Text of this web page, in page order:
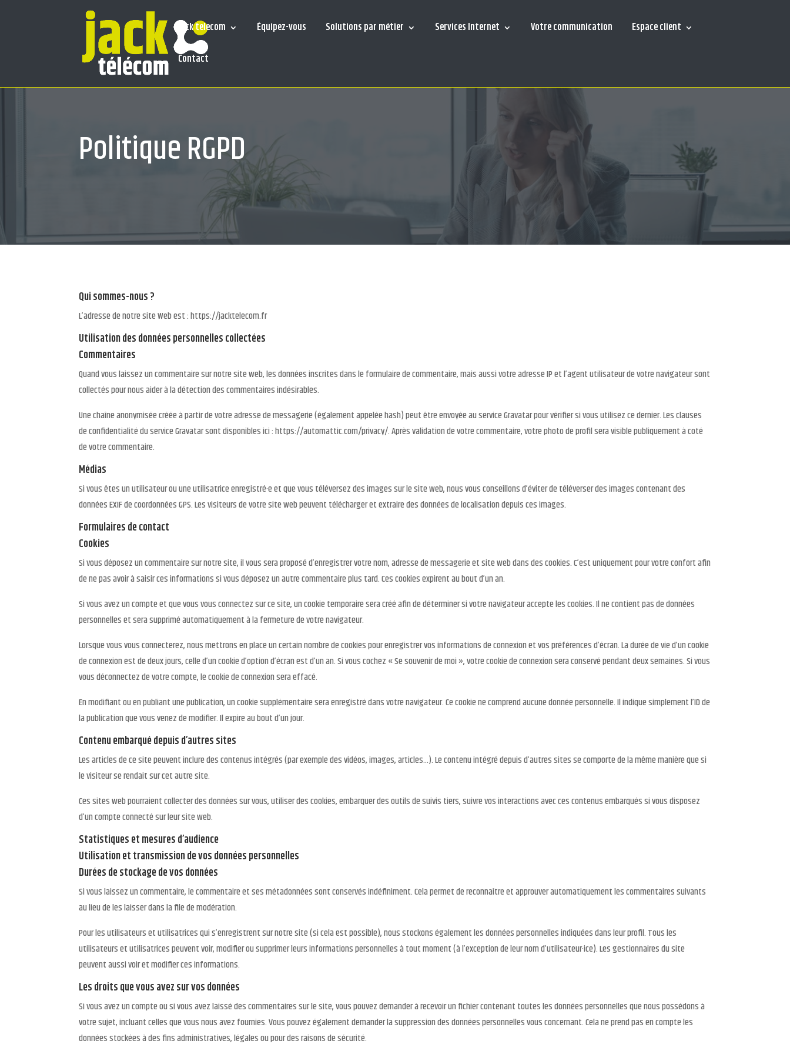
Jack telecom Équipez-vous Solutions par métier Services Internet Votre communication Espace client
Contact
Politique RGPD
Qui sommes-nous ?
L’adresse de notre site Web est : https://jacktelecom.fr
Utilisation des données personnelles collectées
Commentaires
Quand vous laissez un commentaire sur notre site web, les données inscrites dans le formulaire de commentaire, mais aussi votre adresse IP et l’agent utilisateur de votre navigateur sont
collectés pour nous aider à la détection des commentaires indésirables.
Une chaîne anonymisée créée à partir de votre adresse de messagerie (également appelée hash) peut être envoyée au service Gravatar pour vérifier si vous utilisez ce dernier. Les clauses
de confidentialité du service Gravatar sont disponibles ici : https://automattic.com/privacy/. Après validation de votre commentaire, votre photo de profil sera visible publiquement à coté
de votre commentaire.
Médias
Si vous êtes un utilisateur ou une utilisatrice enregistré·e et que vous téléversez des images sur le site web, nous vous conseillons d’éviter de téléverser des images contenant des
données EXIF de coordonnées GPS. Les visiteurs de votre site web peuvent télécharger et extraire des données de localisation depuis ces images.
Formulaires de contact
Cookies
Si vous déposez un commentaire sur notre site, il vous sera proposé d’enregistrer votre nom, adresse de messagerie et site web dans des cookies. C’est uniquement pour votre confort afin
de ne pas avoir à saisir ces informations si vous déposez un autre commentaire plus tard. Ces cookies expirent au bout d’un an.
Si vous avez un compte et que vous vous connectez sur ce site, un cookie temporaire sera créé afin de déterminer si votre navigateur accepte les cookies. Il ne contient pas de données
personnelles et sera supprimé automatiquement à la fermeture de votre navigateur.
Lorsque vous vous connecterez, nous mettrons en place un certain nombre de cookies pour enregistrer vos informations de connexion et vos préférences d’écran. La durée de vie d’un cookie
de connexion est de deux jours, celle d’un cookie d’option d’écran est d’un an. Si vous cochez « Se souvenir de moi », votre cookie de connexion sera conservé pendant deux semaines. Si vous
vous déconnectez de votre compte, le cookie de connexion sera effacé.
En modifiant ou en publiant une publication, un cookie supplémentaire sera enregistré dans votre navigateur. Ce cookie ne comprend aucune donnée personnelle. Il indique simplement l’ID de
la publication que vous venez de modifier. Il expire au bout d’un jour.
Contenu embarqué depuis d’autres sites
Les articles de ce site peuvent inclure des contenus intégrés (par exemple des vidéos, images, articles…). Le contenu intégré depuis d’autres sites se comporte de la même manière que si
le visiteur se rendait sur cet autre site.
Ces sites web pourraient collecter des données sur vous, utiliser des cookies, embarquer des outils de suivis tiers, suivre vos interactions avec ces contenus embarqués si vous disposez
d’un compte connecté sur leur site web.
Statistiques et mesures d’audience
Utilisation et transmission de vos données personnelles
Durées de stockage de vos données
Si vous laissez un commentaire, le commentaire et ses métadonnées sont conservés indéfiniment. Cela permet de reconnaître et approuver automatiquement les commentaires suivants
au lieu de les laisser dans la file de modération.
Pour les utilisateurs et utilisatrices qui s’enregistrent sur notre site (si cela est possible), nous stockons également les données personnelles indiquées dans leur profil. Tous les
utilisateurs et utilisatrices peuvent voir, modifier ou supprimer leurs informations personnelles à tout moment (à l’exception de leur nom d’utilisateur·ice). Les gestionnaires du site
peuvent aussi voir et modifier ces informations.
Les droits que vous avez sur vos données
Si vous avez un compte ou si vous avez laissé des commentaires sur le site, vous pouvez demander à recevoir un fichier contenant toutes les données personnelles que nous possédons à
votre sujet, incluant celles que vous nous avez fournies. Vous pouvez également demander la suppression des données personnelles vous concernant. Cela ne prend pas en compte les
données stockées à des fins administratives, légales ou pour des raisons de sécurité.